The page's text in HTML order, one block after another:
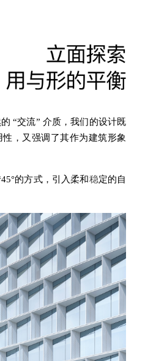
“交流” 介质，我们的设计既
，又强调了其作为建筑形象
的方式，引 入柔和稳定的自